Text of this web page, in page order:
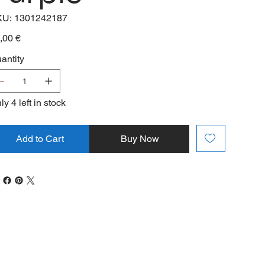
SKU
1301242187
1301242187
€
4 left in stock
Add to Cart Buy Now